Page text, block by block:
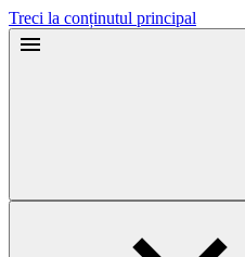
Treci la conținutul principal